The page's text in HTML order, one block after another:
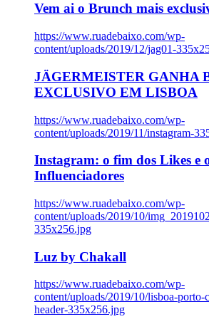
Vem ai o Brunch mais
https://www.ruadebaixo.com/wp-
content/uploads/2019/12/jag01-
JÄGERMEISTER GANHA
EXCLUSIVO EM LISBOA
https://www.ruadebaixo.com/wp-
content/uploads/2019/11/instagram-
Instagram: o fim dos Likes e
Influenciadores
https://www.ruadebaixo.com/wp-
content/uploads/2019/10/
335x256.jpg
Luz by Chakall
https://www.ruadebaixo.com/wp-
content/uploads/2019/10/lisboa-
header-335x256.jpg